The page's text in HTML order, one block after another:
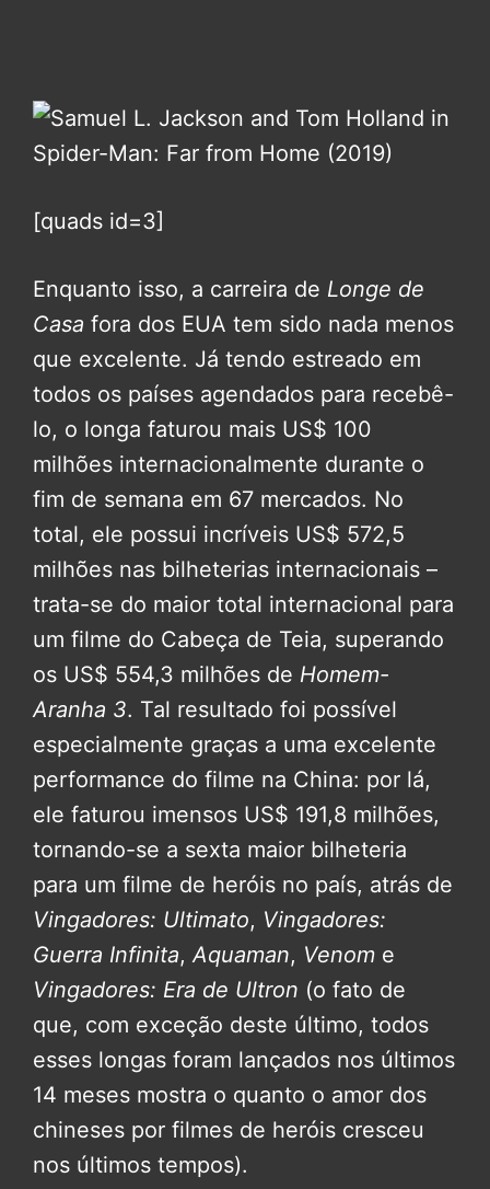
[quads id=3]
Enquanto isso, a carreira de Longe de
Casa fora dos EUA tem sido nada menos
que excelente. Já tendo estreado em
todos os países agendados para recebê-
lo, o longa faturou mais US$ 100
milhões internacionalmente durante o
fim de semana em 67 mercados. No
total, ele possui incríveis US$ 572,5
milhões nas bilheterias internacionais –
trata-se do maior total internacional para
um filme do Cabeça de Teia, superando
os US$ 554,3 milhões de Homem-
Aranha 3. Tal resultado foi possível
especialmente graças a uma excelente
performance do filme na China: por lá,
ele faturou imensos US$ 191,8 milhões,
tornando-se a sexta maior bilheteria
para um filme de heróis no país, atrás de
Vingadores: Ultimato, Vingadores:
Guerra Infinita,Aquaman, Venom e
Vingadores: Era de Ultron (o fato de
que, com exceção deste último, todos
esses longas foram lançados nos últimos
14 meses mostra o quanto o amor dos
chineses por filmes de heróis cresceu
nos últimos tempos).